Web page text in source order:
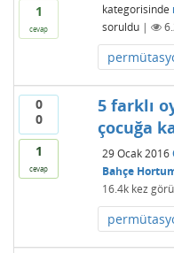
1
cevap
kategorisinde
soruldu |
0
0
1
cevap
5 farklı
çocuğa
29 Ocak 2016
Bahçe
16.4kkez